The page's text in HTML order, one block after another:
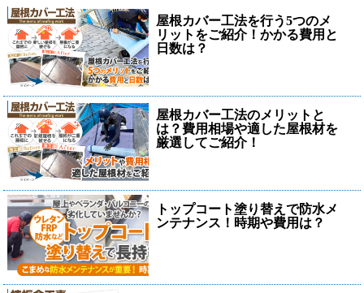
屋根カバー工法を行う5つのメ
リットをご紹介！かかる費用と
日数は？
屋根カバー工法のメリットと
は？費用相場や適した屋根材を
厳選してご紹介！
トップコート塗り替えで防水メ
ンテナンス！時期や費用は？